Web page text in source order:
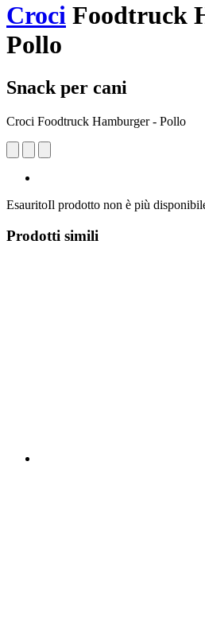
Croci Foodtruck
Pollo
Snack per cani
Croci Foodtruck Hamburger - Pollo
EsauritoIl prodotto non è più
Prodotti simili